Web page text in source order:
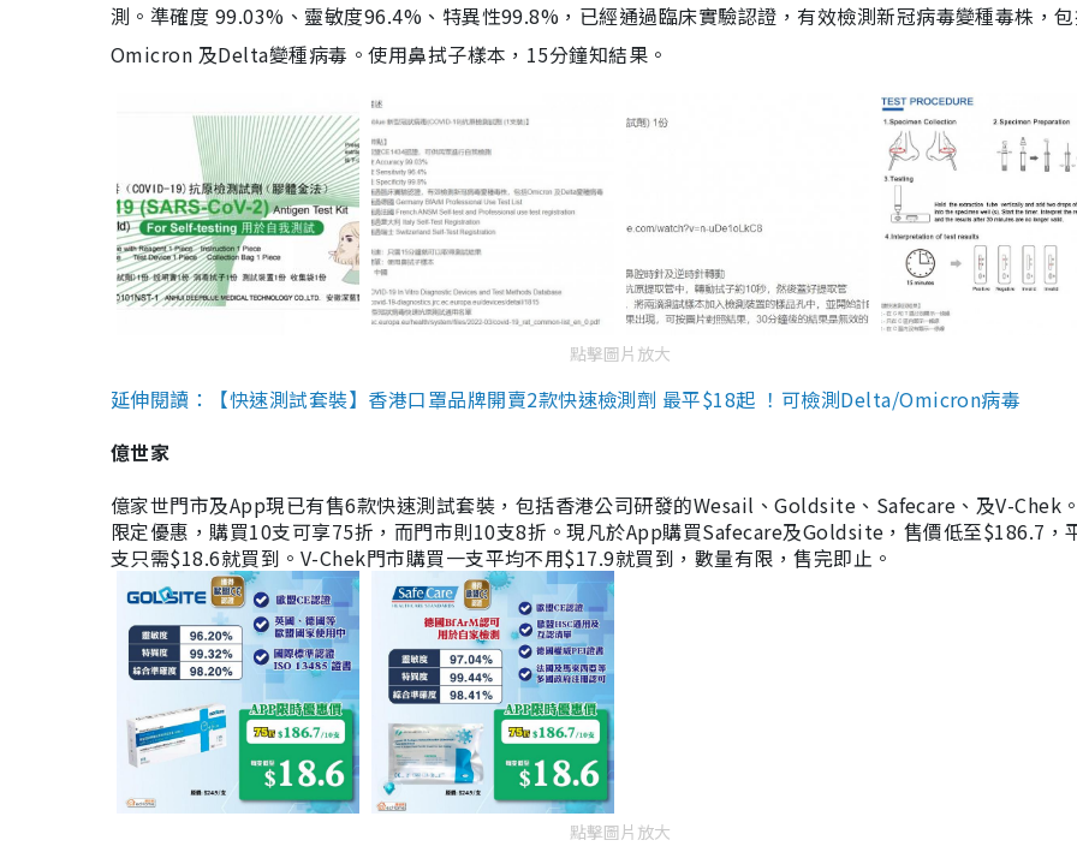
測。準確度 99.03%、靈敏度96.4%、特異性99.8%，已經通過臨床實驗認證，有效檢測新冠病毒變種毒株，
Omicron 及Delta變種病毒。使用鼻拭子樣本，15分鐘知結果。
點擊圖片放大
延伸閱讀：【快速測試套裝】香港口罩品牌開賣2款快速檢測劑 最平$18起 ！可檢測Delta/Omicron病毒
億世家
億家世門市及App現已有售6款快速測試套裝，包括香港公司研發的Wesail、Goldsite、Safecare、及V-Chek
限定優惠，購買10支可享75折，而門市則10支8折。現凡於App購買Safecare及Goldsite，售價低至$186.7，
支只需$18.6就買到。V-Chek門市購買一支平均不用$17.9就買到，數量有限，售完即止。
點擊圖片放大